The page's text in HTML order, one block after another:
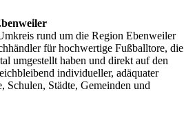
rund um die Region Ebenweiler
für hochwertige Fußballtore, die
umgestellt haben und direkt auf den
individueller, adäquater
Schulen, Städte, Gemeinden und